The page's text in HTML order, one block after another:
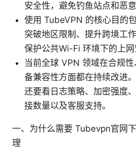
安全性，避免钓鱼站点和恶意
使用 TubeVPN 的核心目的
突破地区限制、提升跨境工
保护公共Wi-Fi 环境下的上网
当前全球 VPN 领域在合规
备兼容性方面都在持续改进
还要看日志策略、加密强度
接数量以及客服支持。
一、为什么需要 Tubevpn官网
理